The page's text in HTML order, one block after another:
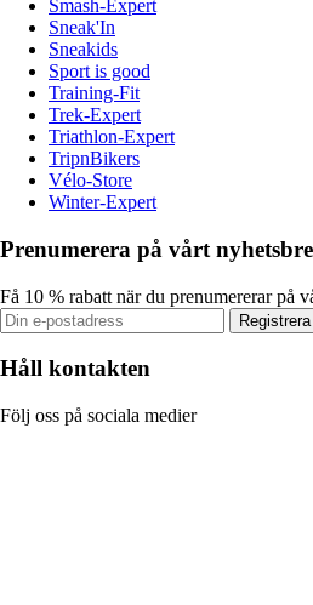
Smash-Expert
Sneak'In
Sneakids
Sport is good
Training-Fit
Trek-Expert
Triathlon-Expert
TripnBikers
Vélo-Store
Winter-Expert
Prenumerera på vårt
Få 10 % rabatt när du prenumererar på
Håll kontakten
Följ oss på sociala medier